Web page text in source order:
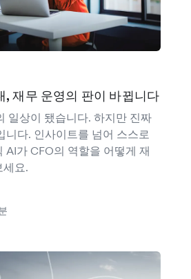
, 재무 운영의 판이 바뀝니다
일상이 됐습니다. 하지만 진짜
니다. 인사이트를 넘어 스스로
AI가 CFO의 역할을 어떻게 재
세요.